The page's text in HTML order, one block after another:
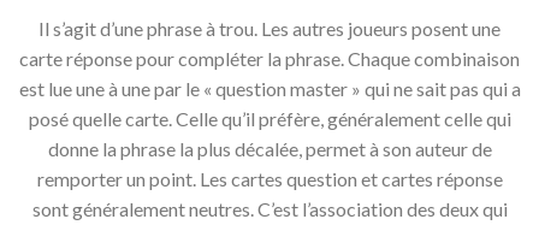
Il s’agit d’une phrase à trou. Les autres joueurs posent une
carte réponse pour compléter la phrase. Chaque combinaison
est lue une à une par le « question master » qui ne sait pas qui a
posé quelle carte. Celle qu’il préfère, généralement celle qui
donne la phrase la plus décalée, permet à son auteur de
remporter un point. Les cartes question et cartes réponse
sont généralement neutres. C’est l’association des deux qui